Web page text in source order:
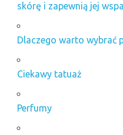
skórę i zapewnią jej
Dlaczego warto wybrać
Ciekawy tatuaż
Perfumy